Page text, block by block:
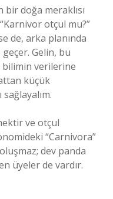
doğa meraklısı
otçul mu?”
de, arka planında
Gelin, bu
bilimin verilerine
küçük
sağlayalım.
ve otçul
“Carnivora”
dev panda
üyeler de vardır.